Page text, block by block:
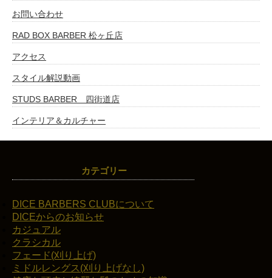
お問い合わせ
RAD BOX BARBER 松ヶ丘店
アクセス
スタイル解説動画
STUDS BARBER 四街道店
インテリア＆カルチャー
カテゴリー
DICE BARBERS CLUBについて
DICEからのお知らせ
カジュアル
クラシカル
フェード(刈り上げ)
ミドルレングス(刈り上げなし)